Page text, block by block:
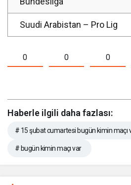
Suudi Arabistan – Pro Lig
0 0 0
Haberle ilgili daha fazlası:
# 15 şubat cumartesi bugün kimin maçı
# bugün kimin maçı var